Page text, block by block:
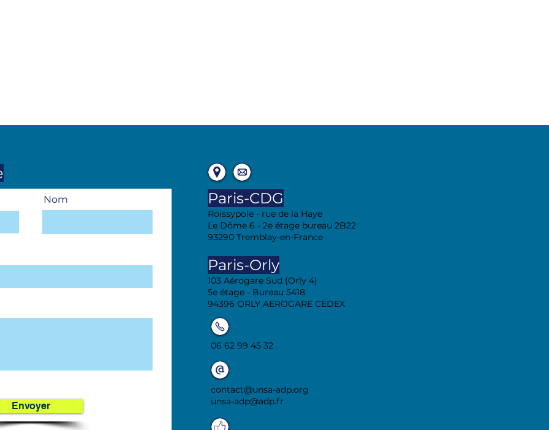
Nom
Envoyer
Paris-CDG
Roissypole - rue de la Haye
Le Dôme 6 - 2e étage bureau 2B22
93290 Tremblay-en-France
Paris-Orly
103 Aérogare Sud (Orly 4)
5e étage - Bureau 5418
94396 ORLY AEROGARE CEDEX
06 62 99 45 32
contact@unsa-adp.org
unsa-adp@adp.fr